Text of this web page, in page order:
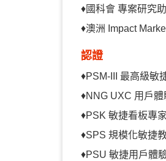
♦國科會 專案研究
♦澳洲 Impact
認證
♦PSM-III 最高級敏
♦NNG UXC 用戶
♦PSK 敏捷看板專
♦SPS 規模化敏捷
♦PSU 敏捷用戶體